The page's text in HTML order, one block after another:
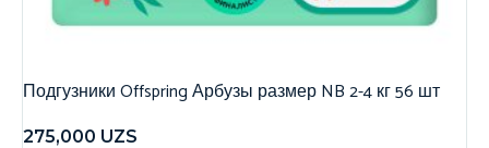
Подгузники Offspring Арбузы размер NB 2-4 кг 56 шт
275,000 UZS